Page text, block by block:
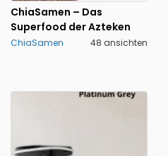
ChiaSamen – Das
Superfood der Azteken
ChiaSamen 48 ansichten